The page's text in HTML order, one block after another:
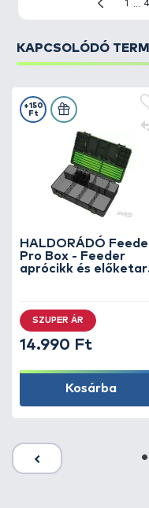
KAPCSOLÓDÓ
HALDORÁDÓ
Pro Box - Feeder
aprócikk és
+150
Ft
SZUPER ÁR
14.990 Ft
Kosárba